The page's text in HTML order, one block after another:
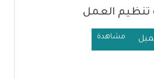
تنظيم العمل
مشاهدة